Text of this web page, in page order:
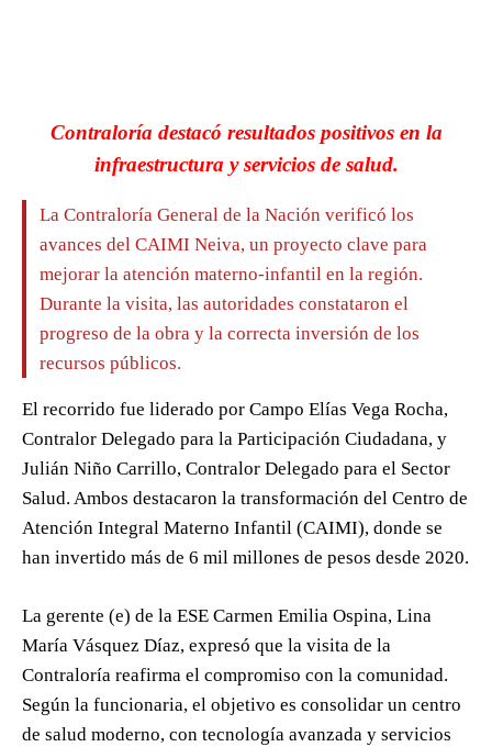
Contraloría destacó resultados positivos en la
infraestructura y servicios de salud.
La Contraloría General de la Nación verificó los
avances del CAIMI Neiva, un proyecto clave para
mejorar la atención materno-infantil en la región.
Durante la visita, las autoridades constataron el
progreso de la obra y la correcta inversión de los
recursos públicos.
El recorrido fue liderado por Campo Elías Vega Rocha,
Contralor Delegado para la Participación Ciudadana, y
Julián Niño Carrillo, Contralor Delegado para el Sector
Salud. Ambos destacaron la transformación del Centro de
Atención Integral Materno Infantil (CAIMI), donde se
han invertido más de 6 mil millones de pesos desde 2020.
La gerente (e) de la ESE Carmen Emilia Ospina, Lina
María Vásquez Díaz, expresó que la visita de la
Contraloría reafirma el compromiso con la comunidad.
Según la funcionaria, el objetivo es consolidar un centro
de salud moderno, con tecnología avanzada y servicios